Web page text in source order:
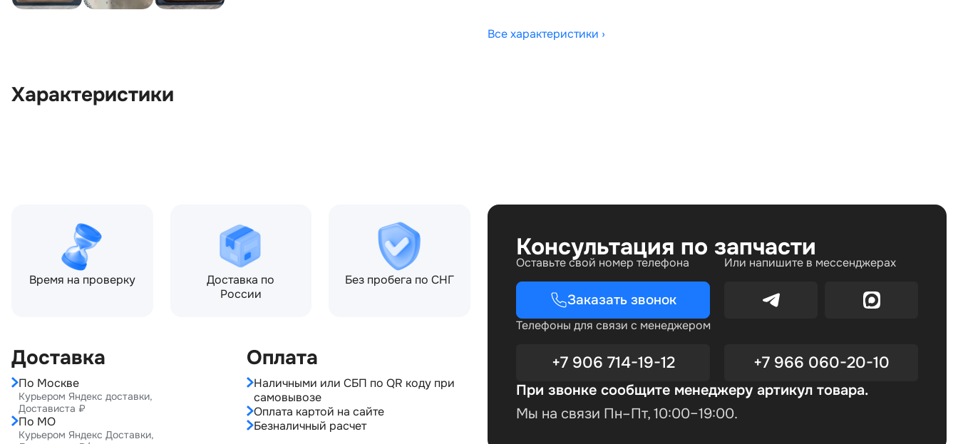
Все характеристики ›
Характеристики
Время на проверку
Доставка по
России
Без пробега по СНГ
Доставка
По Москве
Курьером Яндекс доставки,
Достависта ₽
По МО
Курьером Яндекс Доставки,
Оплата
Наличными или СБП по QR коду при
самовывозе
Оплата картой на сайте
Безналичный расчет
Консультация по запчасти
Оставьте свой номер телефона
Заказать звонок
Или напишите в мессенджерах
Телефоны для связи с менеджером
+7 906 714-19-12 +7 966 060-20-10
При звонке сообщите менеджеру артикул товара.
Мы на связи Пн–Пт, 10:00–19:00.